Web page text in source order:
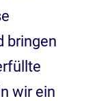
bringen
wir ein